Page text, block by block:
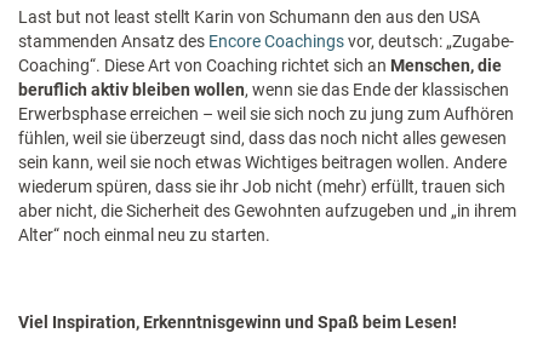
Last but not least stellt Karin von Schumann den aus den USA
stammenden Ansatz des Encore Coachingsvor, deutsch: „Zugabe-
Coaching“. Diese Art von Coaching richtet sich an Menschen, die
beruflich aktiv bleiben wollen, wenn sie das Ende der klassischen
Erwerbsphase erreichen – weil sie sich noch zu jung zum Aufhören
fühlen, weil sie überzeugt sind, dass das noch nicht alles gewesen
sein kann, weil sie noch etwas Wichtiges beitragen wollen. Andere
wiederum spüren, dass sie ihr Job nicht (mehr) erfüllt, trauen sich
aber nicht, die Sicherheit des Gewohnten aufzugeben und „in ihrem
Alter“ noch einmal neu zu starten.
Viel Inspiration, Erkenntnisgewinn und Spaß beim Lesen!